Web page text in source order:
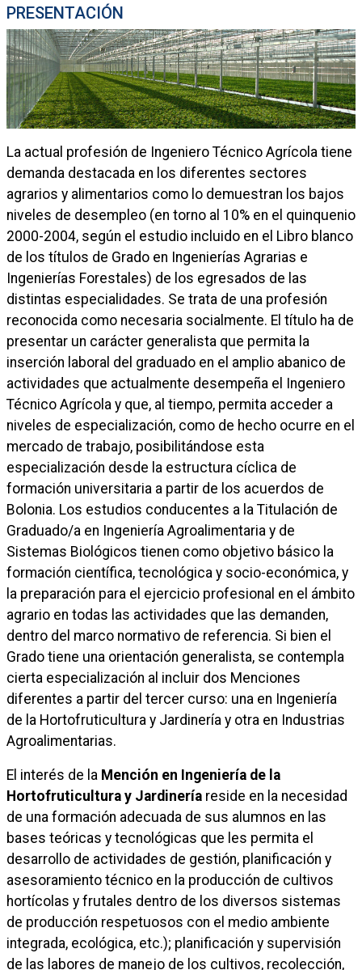
PRESENTACIÓN
La actual profesión de Ingeniero Técnico Agrícola tiene
demanda destacada en los diferentes sectores
agrarios y alimentarios como lo demuestran los bajos
niveles de desempleo (en torno al 10% en el quinquenio
2000-2004, según el estudio incluido en el Libro blanco
de los títulos de Grado en Ingenierías Agrarias e
Ingenierías Forestales) de los egresados de las
distintas especialidades. Se trata de una profesión
reconocida como necesaria socialmente. El título ha de
presentar un carácter generalista que permita la
inserción laboral del graduado en el amplio abanico de
actividades que actualmente desempeña el Ingeniero
Técnico Agrícola y que, al tiempo, permita acceder a
niveles de especialización, como de hecho ocurre en el
mercado de trabajo, posibilitándose esta
especialización desde la estructura cíclica de
formación universitaria a partir de los acuerdos de
Bolonia. Los estudios conducentes a la Titulación de
Graduado/a en Ingeniería Agroalimentaria y de
Sistemas Biológicos tienen como objetivo básico la
formación científica, tecnológica y socio-económica, y
la preparación para el ejercicio profesional en el ámbito
agrario en todas las actividades que las demanden,
dentro del marco normativo de referencia. Si bien el
Grado tiene una orientación generalista, se contempla
cierta especialización al incluir dos Menciones
diferentes a partir del tercer curso: una en Ingeniería
de la Hortofruticultura y Jardinería y otra en Industrias
Agroalimentarias.
El interés de la Mención en Ingeniería de la
Hortofruticultura y Jardinería reside en la necesidad
de una formación adecuada de sus alumnos en las
bases teóricas y tecnológicas que les permita el
desarrollo de actividades de gestión, planificación y
asesoramiento técnico en la producción de cultivos
hortícolas y frutales dentro de los diversos sistemas
de producción respetuosos con el medio ambiente
integrada, ecológica, etc.); planificación y supervisión
de las labores de manejo de los cultivos, recolección,